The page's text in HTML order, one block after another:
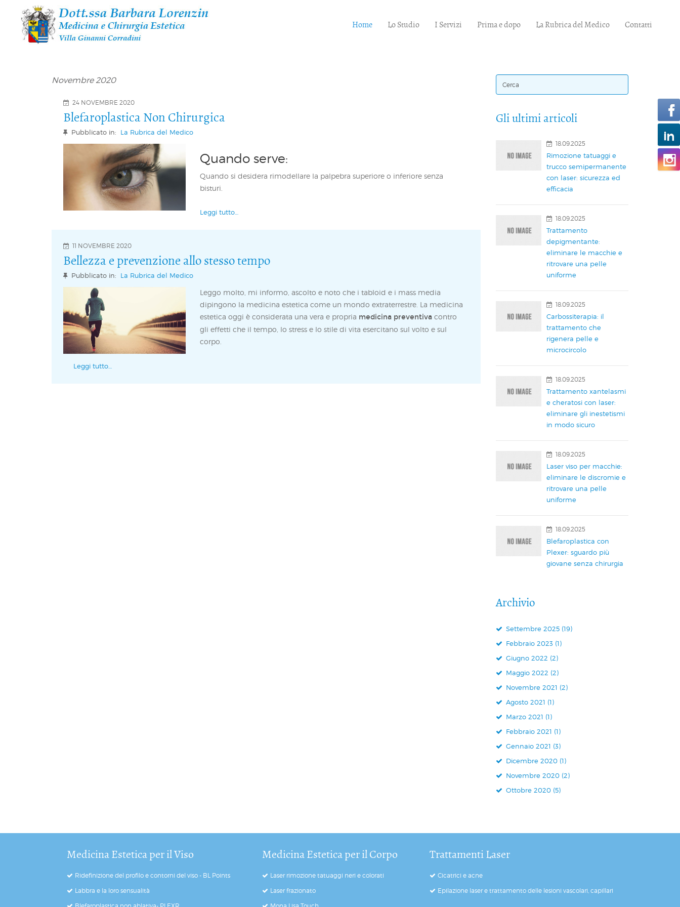
Home Lo Studio I Servizi Prima e dopo La Rubrica del Medico Contatti
Novembre 2020
24 NOVEMBRE 2020
Blefaroplastica Non Chirurgica
Pubblicato in: La Rubrica del Medico
Quando serve:
Quando si desidera rimodellare la palpebra superiore o inferiore senza
bisturi.
Leggi tutto…
11 NOVEMBRE 2020
Bellezza e prevenzione allo stesso tempo
Pubblicato in: La Rubrica del Medico
Leggo molto, mi informo, ascolto e noto che i tabloid e i mass media
dipingono la medicina estetica come un mondo extraterrestre. La medicina
estetica oggi è considerata una vera e propria medicina preventiva contro
gli effetti che il tempo, lo stress e lo stile di vita esercitano sul volto e sul
corpo.
Leggi tutto…
Gli ultimi articoli
18.09.2025
Rimozione tatuaggi e
trucco semipermanente
con laser: sicurezza ed
efficacia
18.09.2025
Trattamento
depigmentante:
eliminare le macchie e
ritrovare una pelle
uniforme
18.09.2025
Carbossiterapia: il
trattamento che
rigenera pelle e
microcircolo
18.09.2025
Trattamento xantelasmi
e cheratosi con laser:
eliminare gli inestetismi
in modo sicuro
18.09.2025
Laser viso per macchie:
eliminare le discromie e
ritrovare una pelle
uniforme
18.09.2025
Blefaroplastica con
Plexer: sguardo più
giovane senza chirurgia
Archivio
Settembre 2025 (19)
Febbraio 2023 (1)
Giugno 2022 (2)
Maggio 2022 (2)
Novembre 2021 (2)
Agosto 2021 (1)
Marzo 2021 (1)
Febbraio 2021 (1)
Gennaio 2021 (3)
Dicembre 2020 (1)
Novembre 2020 (2)
Ottobre 2020 (5)
Medicina Estetica per il Viso
Ridefinizione del profilo e contorni del viso - BL Points
Labbra e la loro sensualità
Medicina Estetica per il Corpo
Laser rimozione tatuaggi neri e colorati
Laser frazionato
Trattamenti Laser
Cicatrici e acne
Epilazione laser e trattamento delle lesioni vascolari, capillari